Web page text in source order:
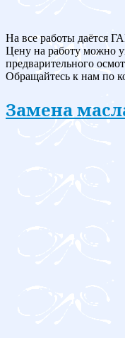
На все работы даётся
Цену на работу можно
предварительного
Обращайтесь к нам по
Замена